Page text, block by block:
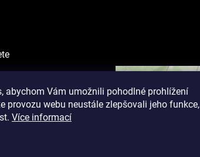
abychom Vám umožnili pohodlné prohlížení
provozu webu neustále zlepšovali jeho funkce,
Více informací
1